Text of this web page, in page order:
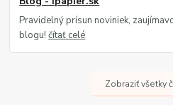
Pravidelný prísun noviniek,
blogu!čítať celé
Zobraziť všetky